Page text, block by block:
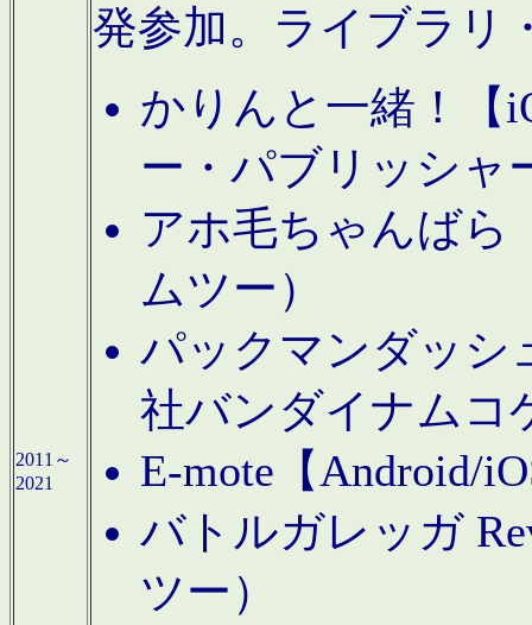
2011～
2021
発参加。ライブラリ
かりんと一緒！【
ー・パブリッシャ
アホ毛ちゃんばら
ムツー）
パックマンダッシ
社バンダイナムコ
E-mote【Android/
バトルガレッガ
ツー）